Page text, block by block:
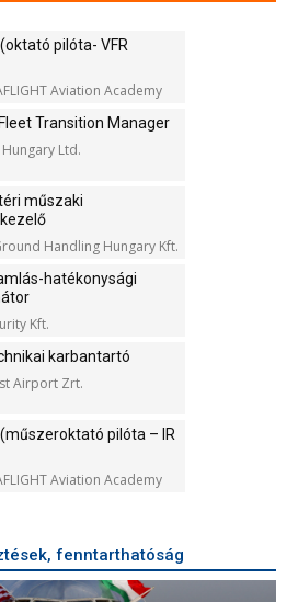
pilóta- VFR
Aviation Academy
Transition Manager
Ltd.
műszaki
Handling Hungary Kft.
hatékonysági
Kft.
karbantartó
Airport Zrt.
pilóta – IR
Aviation Academy
fenntarthatóság